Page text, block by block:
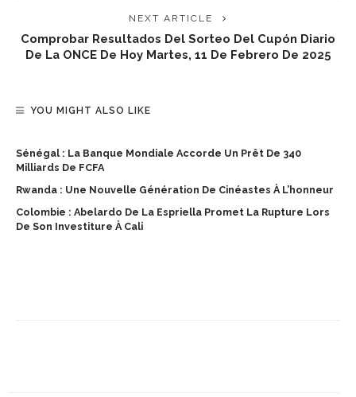
NEXT ARTICLE
Comprobar Resultados Del Sorteo Del Cupón Diario
De La ONCE De Hoy Martes, 11 De Febrero De 2025
YOU MIGHT ALSO LIKE
Sénégal : La Banque Mondiale Accorde Un Prêt De 340
Milliards De FCFA
Rwanda : Une Nouvelle Génération De Cinéastes À L’honneur
Colombie : Abelardo De La Espriella Promet La Rupture Lors
De Son Investiture À Cali